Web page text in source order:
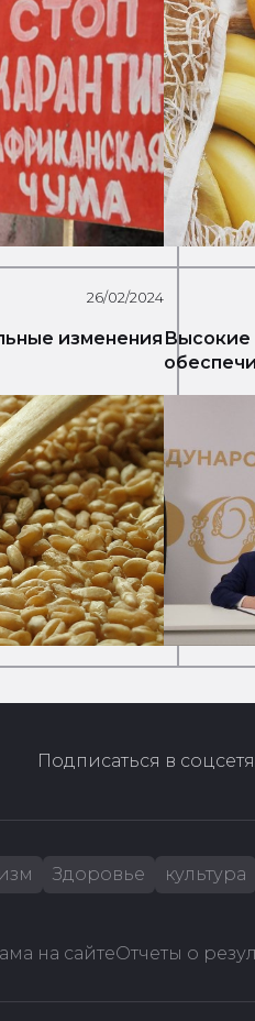
26/02/2024
изменения Высокие
Подписаться в
Здоровье культура
на сайтеОтчеты о